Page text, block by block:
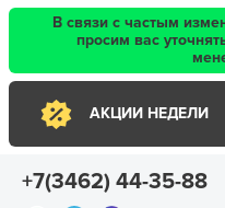
В связи с частым
просим вас
АКЦИИ НЕДЕЛИ
+7(3462) 44-35-88